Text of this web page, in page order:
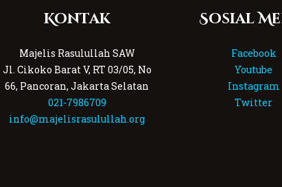
Kontak
Majelis Rasulullah SAW
Jl. Cikoko Barat V, RT 03/05, No
66, Pancoran, Jakarta Selatan
021-7986709
info@majelisrasulullah.org
Sosial
Facebook
Youtube
Instagram
Twitter